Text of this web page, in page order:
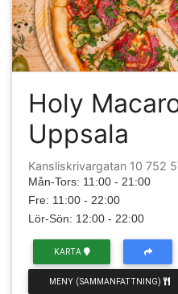
Holy
Uppsala
Kansliskrivargatan 10 752
Mån-Tors: 11:00 - 21:00
Fre: 11:00 - 22:00
Lör-Sön: 12:00 - 22:00
KARTA
MENY (SAMMANFATTNING)